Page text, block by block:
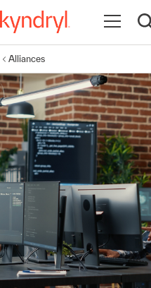
Ouvrir la
Alliances